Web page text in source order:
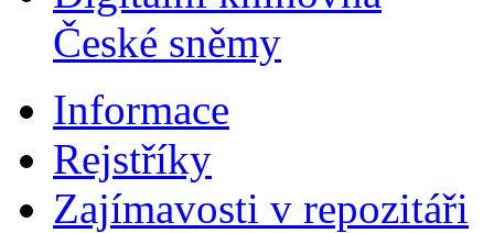
České sněmy
Informace
Rejstříky
Zajímavosti v repozitáři